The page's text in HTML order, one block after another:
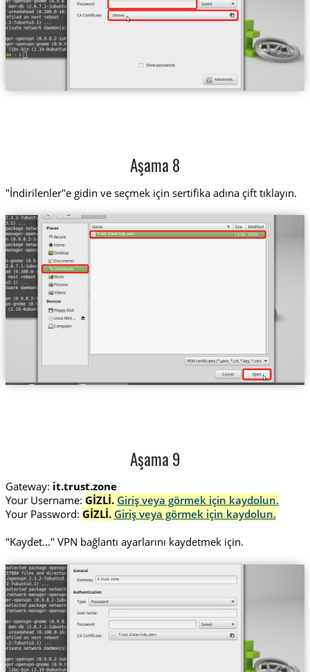
Aşama 8
"İndirilenler"e gidin ve seçmek için sertifika adına çift tıklayın.
Trust.Zone-Italy.pem
Aşama 9
Gateway: it.trust.zone
Your Username: GİZLİ. Giriş veya görmek için kaydolun.
Your Password: GİZLİ. Giriş veya görmek için kaydolun.
"Kaydet..." VPN bağlantı ayarlarını kaydetmek için.
it.trust.zone
Trust.Zone-Italy.pem